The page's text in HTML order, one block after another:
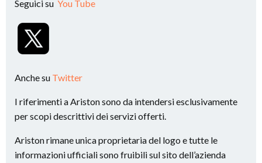
Seguici su You Tube
Anche su Twitter
I riferimenti a Ariston sono da intendersi esclusivamente
per scopi descrittivi dei servizi offerti.
Ariston rimane unica proprietaria del logo e tutte le
informazioni ufficiali sono fruibili sul sito dell’azienda